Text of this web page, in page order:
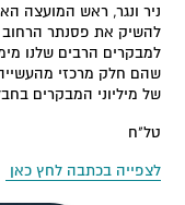
ניר ונגר, ראש המועצה
להשיק את פסנתר הרחוב
למבקרים הרבים שלנו
שהם חלק מרכזי
של מיליוני המבקרים
טל"ח
לצפייה בכתבה לחץ כאן